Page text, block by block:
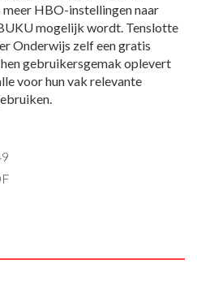
HBO-instellingen naar
mogelijk wordt. Tenslotte
Onderwijs zelf een gratis
gebruikersgemak oplevert
voor hun vak relevante